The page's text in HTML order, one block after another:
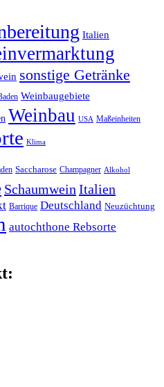
Italien
sonstige Getränke
Weinbaugebiete
Weinbau USA Maßeinheiten
Klima
Saccharose Champagner Alkohol
Schaumwein Italien
Barrique Deutschland Neuzüchtung
autochthone Rebsorte